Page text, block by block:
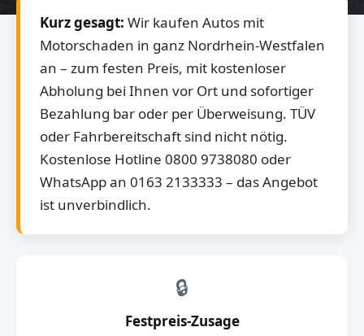
Kurz gesagt: Wir kaufen Autos mit
Motorschaden in ganz Nordrhein-Westfalen
an – zum festen Preis, mit kostenloser
Abholung bei Ihnen vor Ort und sofortiger
Bezahlung bar oder per Überweisung. TÜV
oder Fahrbereitschaft sind nicht nötig.
Kostenlose Hotline 0800 9738080 oder
WhatsApp an 0163 2133333 – das Angebot
ist unverbindlich.
🔒
Festpreis-Zusage